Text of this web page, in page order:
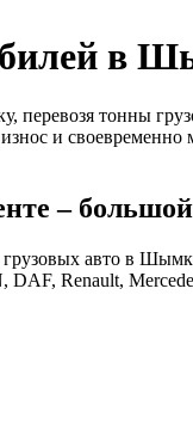
в
тонны
и
–
авто в
Renault,